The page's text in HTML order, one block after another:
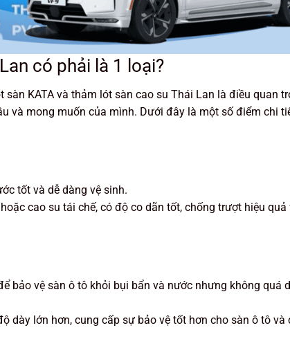
có phải là 1 loại?
KATA và thảm lót sàn cao su Thái Lan là điều quan
và mong muốn của mình. Dưới đây là một số điểm chi
tốt và dễ dàng vệ sinh.
cao su tái chế, có độ co dãn tốt, chống trượt hiệu quả
bảo vệ sàn ô tô khỏi bụi bẩn và nước nhưng không quá
dày lớn hơn, cung cấp sự bảo vệ tốt hơn cho sàn ô tô và